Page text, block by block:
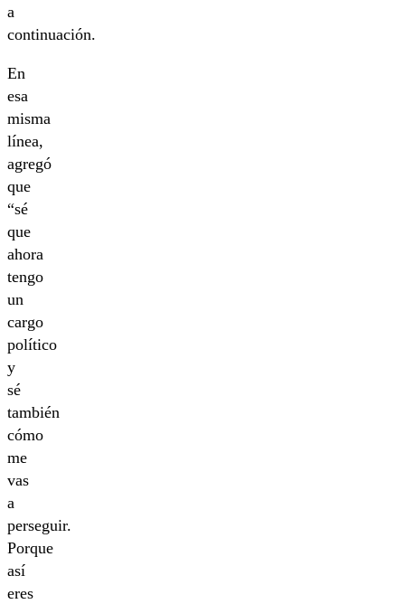
a
continuación.
En
esa
misma
línea,
agregó
que
“sé
que
ahora
tengo
un
cargo
político
y
sé
también
cómo
me
vas
a
perseguir.
Porque
así
eres